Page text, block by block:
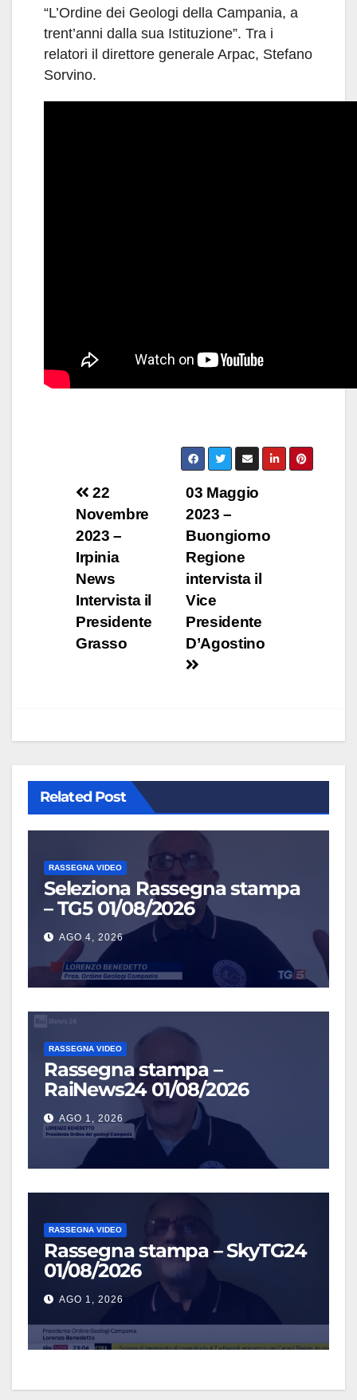
“L’Ordine dei Geologi della Campania, a
trent’anni dalla sua Istituzione”. Tra i
relatori il direttore generale Arpac, Stefano
Sorvino.
Navigazione
articoli
03 Maggio
2023 –
Buongiorno
Regione
intervista il
Vice
Presidente
D’Agostino
22
Novembre
2023 –
Irpinia
News
Intervista il
Presidente
Grasso
Related Post
RASSEGNA VIDEO
Seleziona Rassegna stampa
– TG5 01/08/2026
AGO 4, 2026
RASSEGNA VIDEO
Rassegna stampa –
RaiNews24 01/08/2026
AGO 1, 2026
RASSEGNA VIDEO
Rassegna stampa – SkyTG24
01/08/2026
AGO 1, 2026